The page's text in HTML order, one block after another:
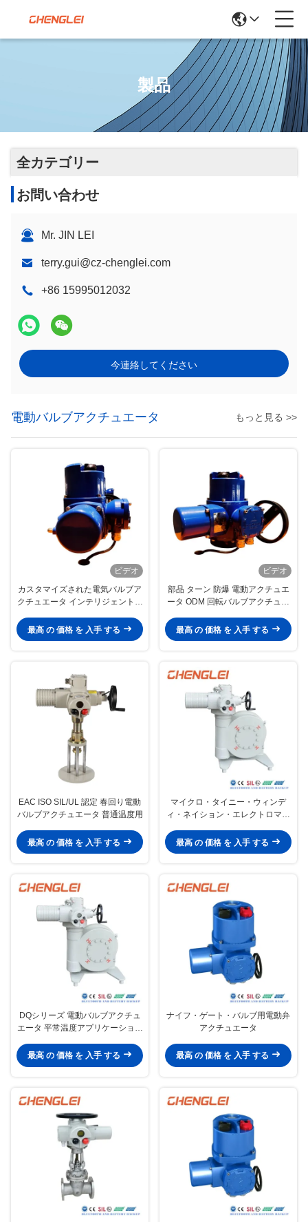
製品
全カテゴリー
お問い合わせ
Mr. JIN LEI
terry.gui@cz-chenglei.com
+86 15995012032
今連絡してください
電動バルブアクチュエータ もっと見る >>
ビデオ
カスタマイズされた電気バルブア
クチュエータ インテリジェント爆
最高 の 価格 を 入手 する
ビデオ
部品 ターン 防爆 電動アクチュエ
ータ ODM 回転バルブアクチュエ
最高 の 価格 を 入手 する
EAC ISO SIL/UL 認定 春回り電動
バルブアクチュエータ 普通温度用
最高 の 価格 を 入手 する
マイクロ・タイニー・ウィンデ
ィ・ネイション・エレクトロマグ
ターターン電動アクチュエータ
（カットオフバルブ用）
最高 の 価格 を 入手 する
DQシリーズ 電動バルブアクチュ
エータ 平常温度アプリケーション
最高 の 価格 を 入手 する
ナイフ・ゲート・バルブ用電動弁
アクチュエータ
最高 の 価格 を 入手 する